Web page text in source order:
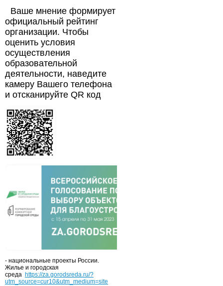
Ваше мнение формирует
официальный рейтинг
организации. Чтобы
оценить условия
осуществления
образовательной
деятельности, наведите
камеру Вашего телефона
и отсканируйте QR код
- национальные проекты России.
Жилье и городская
среда https://za.gorodsreda.ru/?
utm_source=cur10&utm_medium=site